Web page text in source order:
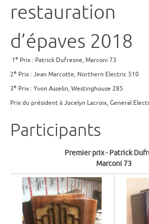
restauration
d’épaves 2018
1e Prix : Patrick Dufresne, Marconi 73
2e Prix : Jean Marcotte, Northern Electric 510
3e Prix : Yvon Asselin, Westinghouse 285
Prix du président à Jocelyn Lacroix, General
Participants
Premier prix - Patrick
Marconi 73